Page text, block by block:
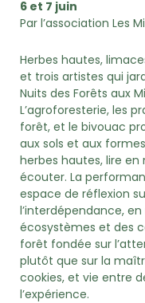
6 et 7 juin
Par l’association Les
Herbes hautes,
et trois artistes qui
Nuits des Forêts aux
L’agroforesterie, les
forêt, et le bivouac
aux sols et aux
herbes hautes, lire
écouter. La
espace de réflexion
l’interdépendance,
écosystèmes et des
forêt fondée sur
plutôt que sur la
cookies, et vie entre
l’expérience.